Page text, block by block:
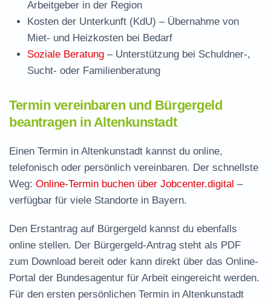
Arbeitgeber in der Region
Kosten der Unterkunft (KdU) – Übernahme von
Miet- und Heizkosten bei Bedarf
Soziale Beratung – Unterstützung bei Schuldner-,
Sucht- oder Familienberatung
Termin vereinbaren und Bürgergeld
beantragen in Altenkunstadt
Einen Termin in Altenkunstadt kannst du online,
telefonisch oder persönlich vereinbaren. Der schnellste
Weg: Online-Termin buchen über Jobcenter.digital –
verfügbar für viele Standorte in Bayern.
Den Erstantrag auf Bürgergeld kannst du ebenfalls
online stellen. Der Bürgergeld-Antrag steht als PDF
zum Download bereit oder kann direkt über das Online-
Portal der Bundesagentur für Arbeit eingereicht werden.
Für den ersten persönlichen Termin in Altenkunstadt